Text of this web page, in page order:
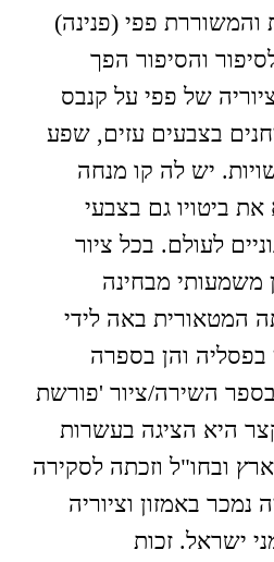
פפי (פנינה)
והסיפור הפך
של פפי על קנבס
בצבעים עזים, שפע
יש לה קו מנחה
את ביטויו גם בצבעי
לעולם. בכל ציור
משמעותי מבחינה
המטאורית באה לידי
בפסליה והן בספרה
השירה/ציור 'פורשת
היא הציגה בעשרות
ובחו"ל וזכתה לסקירה
נמכר באמזון וציוריה
ישראל. זכות